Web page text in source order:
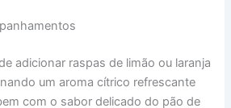
adicionar raspas de limão ou laranja
um aroma cítrico refrescante
com o sabor delicado do pão de